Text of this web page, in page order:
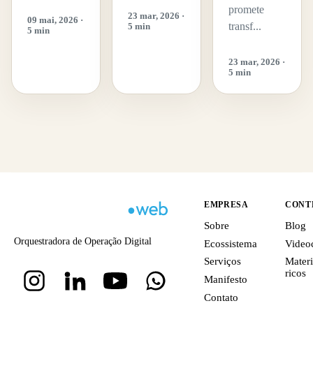
09 mai, 2026 ·
5 min
23 mar, 2026 ·
5 min
promete
transf...
23 mar, 2026 ·
5 min
Orquestradora de Operação Digital
EMPRESA
Sobre
Ecossistema
Serviços
Manifesto
Contato
Blog
ricos